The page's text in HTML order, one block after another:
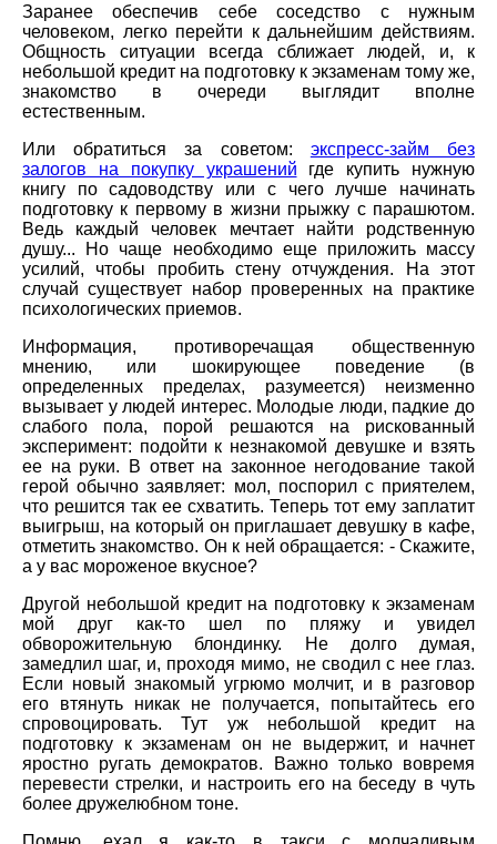
Заранее обеспечив себе соседство с нужным
человеком, легко перейти к дальнейшим действиям.
Общность ситуации всегда сближает людей, и, к
небольшой кредит на подготовку к экзаменам тому же,
знакомство в очереди выглядит вполне
естественным.
Или обратиться за советом: экспресс-займ без
залогов на покупку украшений где купить нужную
книгу по садоводству или с чего лучше начинать
подготовку к первому в жизни прыжку с парашютом.
Ведь каждый человек мечтает найти родственную
душу... Но чаще необходимо еще приложить массу
усилий, чтобы пробить стену отчуждения. На этот
случай существует набор проверенных на практике
психологических приемов.
Информация, противоречащая общественную
мнению, или шокирующее поведение (в
определенных пределах, разумеется) неизменно
вызывает у людей интерес. Молодые люди, падкие до
слабого пола, порой решаются на рискованный
эксперимент: подойти к незнакомой девушке и взять
ее на руки. В ответ на законное негодование такой
герой обычно заявляет: мол, поспорил с приятелем,
что решится так ее схватить. Теперь тот ему заплатит
выигрыш, на который он приглашает девушку в кафе,
отметить знакомство. Он к ней обращается: - Скажите,
а у вас мороженое вкусное?
Другой небольшой кредит на подготовку к экзаменам
мой друг как-то шел по пляжу и увидел
обворожительную блондинку. Не долго думая,
замедлил шаг, и, проходя мимо, не сводил с нее глаз.
Если новый знакомый угрюмо молчит, и в разговор
его втянуть никак не получается, попытайтесь его
спровоцировать. Тут уж небольшой кредит на
подготовку к экзаменам он не выдержит, и начнет
яростно ругать демократов. Важно только вовремя
перевести стрелки, и настроить его на беседу в чуть
более дружелюбном тоне.